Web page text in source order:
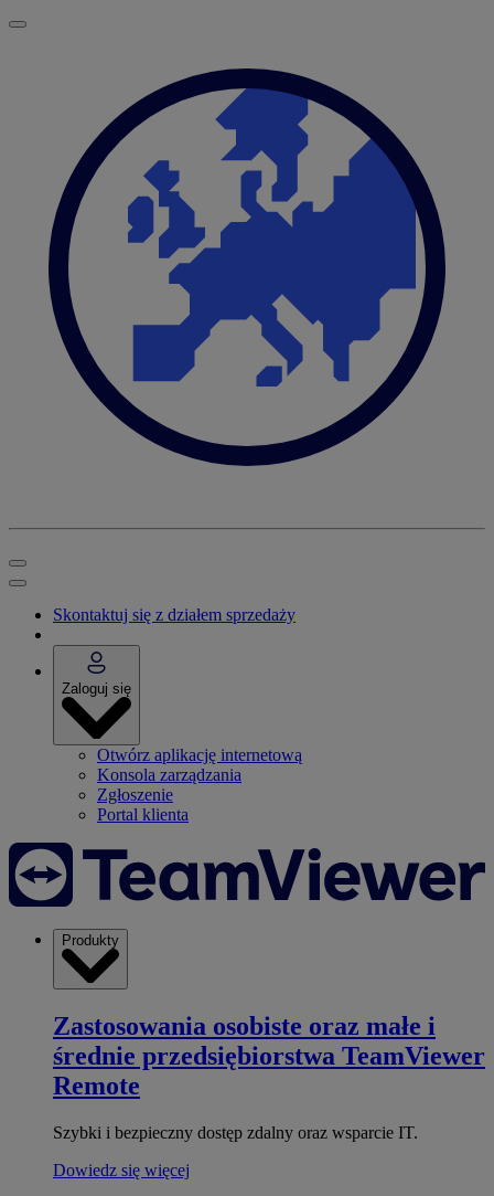
Skontaktuj się z działem sprzedaży
Zaloguj się
Otwórz aplikację internetową
Konsola zarządzania
Zgłoszenie
Portal klienta
Produkty
Zastosowania osobiste oraz małe i
średnie przedsiębiorstwa TeamViewer
Remote
Szybki i bezpieczny dostęp zdalny oraz wsparcie IT.
Dowiedz się więcej